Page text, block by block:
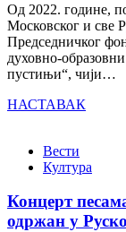
Од 2022. године,
Московског и све
Председничког
духовно-
пустињи“, чији…
НАСТАВАК
Вести
Култура
Концерт
одржан у